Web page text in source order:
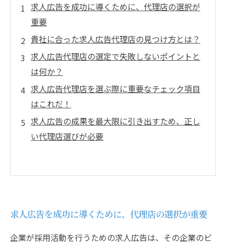
求人広告を成功に導くために、代理店の選択が
重要
貴社に合った求人広告代理店の見つけ方とは？
求人広告代理店の選定で失敗しないポイントと
は何か？
求人広告代理店を選ぶ際に重要なチェック項目
はこれだ！
求人広告の成果を最大限に引き出すため、正し
い代理店選びが必要
求人広告を成功に導くために、代理店の選択が重要
企業が採用活動を行うための求人広告は、その企業のビ